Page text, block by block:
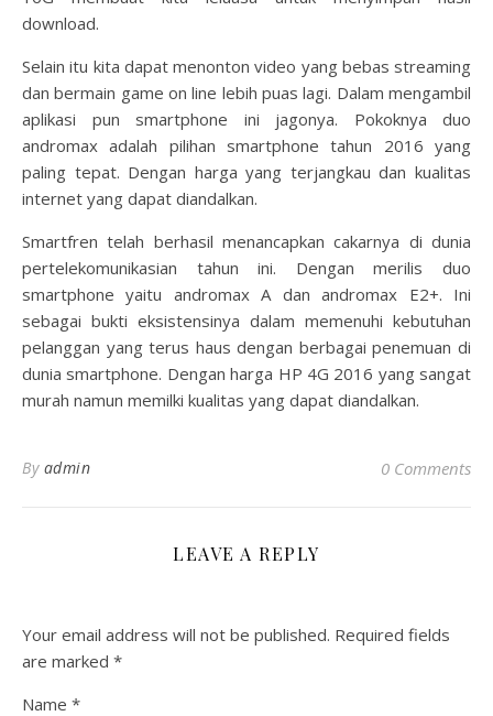
download.
Selain itu kita dapat menonton video yang bebas streaming
dan bermain game on line lebih puas lagi. Dalam mengambil
aplikasi pun smartphone ini jagonya. Pokoknya duo
andromax adalah pilihan smartphone tahun 2016 yang
paling tepat. Dengan harga yang terjangkau dan kualitas
internet yang dapat diandalkan.
Smartfren telah berhasil menancapkan cakarnya di dunia
pertelekomunikasian tahun ini. Dengan merilis duo
smartphone yaitu andromax A dan andromax E2+. Ini
sebagai bukti eksistensinya dalam memenuhi kebutuhan
pelanggan yang terus haus dengan berbagai penemuan di
dunia smartphone. Dengan harga HP 4G 2016 yang sangat
murah namun memilki kualitas yang dapat diandalkan.
By admin 0 Comments
LEAVE A REPLY
Your email address will not be published. Required fields
are marked *
Name *